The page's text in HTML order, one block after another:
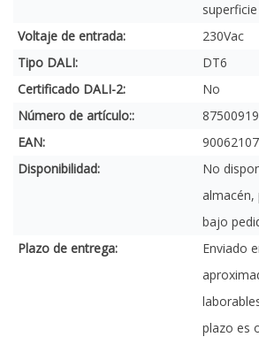
superficie
Voltaje de entrada:
230Vac
Tipo DALI:
DT6
Certificado DALI-2:
No
Número de artículo::
87500919
EAN:
Disponibilidad:
No
almacén,
bajo
Plazo de entrega:
Enviado
plazo es